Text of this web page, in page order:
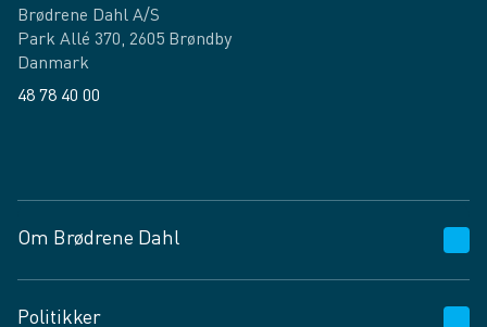
Brødrene Dahl A/S
Park Allé 370, 2605 Brøndby
Danmark
48 78 40 00
Om Brødrene Dahl
Politikker